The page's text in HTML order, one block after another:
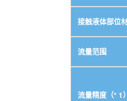
接触液体部位
流量范围
流量精度（* 1）